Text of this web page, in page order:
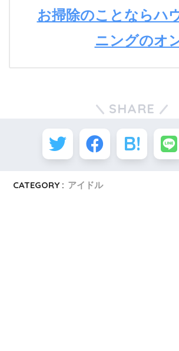
お掃除のことならハ
ニングのオ
SHARE
CATEGORY : アイドル